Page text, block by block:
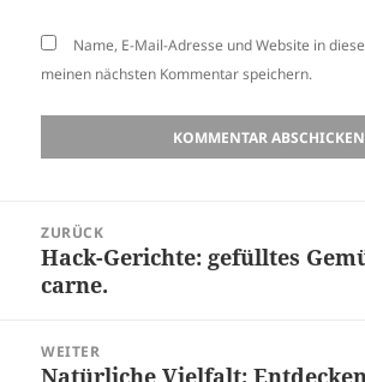
Name, E-Mail-Adresse und Website in
meinen nächsten Kommentar speichern.
ZURÜCK
Vorheriger
Beitrag:
Hack-Gerichte: gefülltes
carne.
WEITER
Nächster